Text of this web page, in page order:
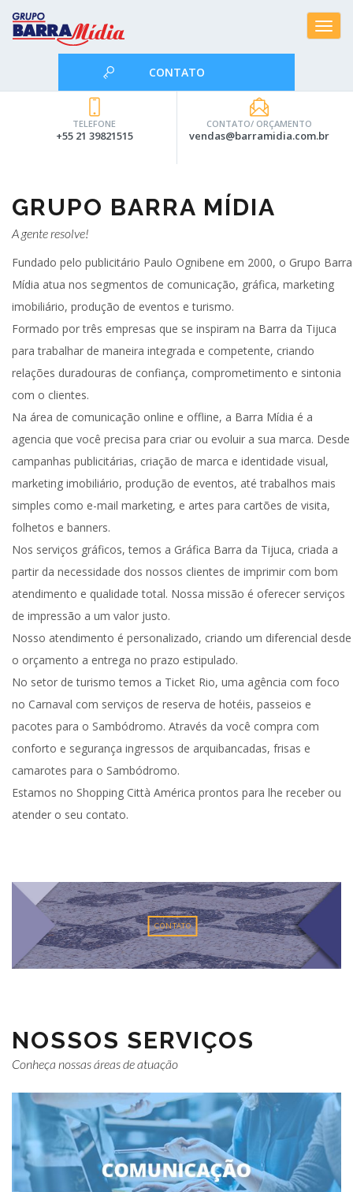
Toggle
CONTATO
CONTATO/ ORÇAMENTO
vendas@barramidia.com.br
TELEFONE
+55 21 39821515
GRUPO BARRA MÍDIA
A gente resolve!
Fundado pelo publicitário Paulo Ognibene em 2000, o Grupo Barra
Mídia atua nos segmentos de comunicação, gráfica, marketing
imobiliário, produção de eventos e turismo.
Formado por três empresas que se inspiram na Barra da Tijuca
para trabalhar de maneira integrada e competente, criando
relações duradouras de confiança, comprometimento e sintonia
com o clientes.
Na área de comunicação online e offline, a Barra Mídia é a
agencia que você precisa para criar ou evoluir a sua marca. Desde
campanhas publicitárias, criação de marca e identidade visual,
marketing imobiliário, produção de eventos, até trabalhos mais
simples como e-mail marketing, e artes para cartões de visita,
folhetos e banners.
Nos serviços gráficos, temos a Gráfica Barra da Tijuca, criada a
partir da necessidade dos nossos clientes de imprimir com bom
atendimento e qualidade total. Nossa missão é oferecer serviços
de impressão a um valor justo.
Nosso atendimento é personalizado, criando um diferencial desde
o orçamento a entrega no prazo estipulado.
No setor de turismo temos a Ticket Rio, uma agência com foco
no Carnaval com serviços de reserva de hotéis, passeios e
pacotes para o Sambódromo. Através da você compra com
conforto e segurança ingressos de arquibancadas, frisas e
camarotes para o Sambódromo.
Estamos no Shopping Città América prontos para lhe receber ou
atender o seu contato.
CONTATO
NOSSOS SERVIÇOS
Conheça nossas áreas de atuação